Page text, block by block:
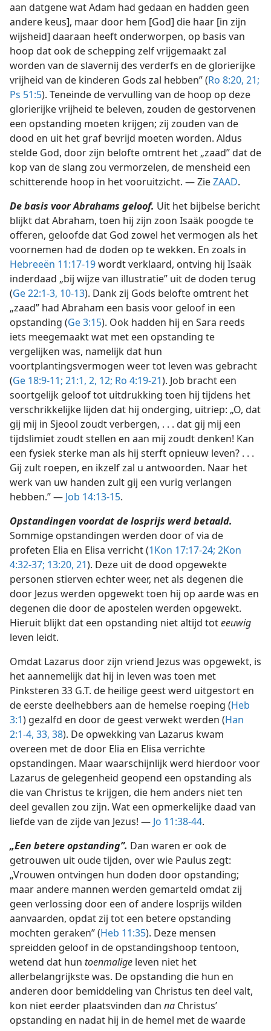
aan datgene wat Adam had gedaan en hadden geen
andere keus], maar door hem [God] die haar [in zijn
wijsheid] daaraan heeft onderworpen, op basis van
hoop dat ook de schepping zelf vrijgemaakt zal
worden van de slavernij des verderfs en de glorierijke
vrijheid van de kinderen Gods zal hebben” (Ro 8:20, 21;
Ps 51:5). Teneinde de vervulling van de hoop op deze
glorierijke vrijheid te beleven, zouden de gestorvenen
een opstanding moeten krijgen; zij zouden van de
dood en uit het graf bevrijd moeten worden. Aldus
stelde God, door zijn belofte omtrent het „zaad” dat de
kop van de slang zou vermorzelen, de mensheid een
schitterende hoop in het vooruitzicht. — ZieZAAD.
De basis voor Abrahams geloof. Uit het bijbelse bericht
blijkt dat Abraham, toen hij zijn zoon Isaäk poogde te
offeren, geloofde dat God zowel het vermogen als het
voornemen had de doden op te wekken. En zoals in
Hebreeën 11:17-19wordt verklaard, ontving hij Isaäk
inderdaad „bij wijze van illustratie” uit de doden terug
(Ge 22:1-3, 10-13). Dank zij Gods belofte omtrent het
„zaad” had Abraham een basis voor geloof in een
opstanding (Ge 3:15). Ook hadden hij en Sara reeds
iets meegemaakt wat met een opstanding te
vergelijken was, namelijk dat hun
voortplantingsvermogen weer tot leven was gebracht
(Ge 18:9-11; 21:1, 2, 12; Ro 4:19-21). Job bracht een
soortgelijk geloof tot uitdrukking toen hij tijdens het
verschrikkelijke lijden dat hij onderging, uitriep: „O, dat
gij mij in Sjeool zoudt verbergen, . . . dat gij mij een
tijdslimiet zoudt stellen en aan mij zoudt denken! Kan
een fysiek sterke man als hij sterft opnieuw leven? . . .
Gij zult roepen, en ikzelf zal u antwoorden. Naar het
werk van uw handen zult gij een vurig verlangen
hebben.” — Job 14:13-15.
Opstandingen voordat de losprijs werd betaald.
Sommige opstandingen werden door of via de
profeten Elia en Elisa verricht (1Kon 17:17-24; 2Kon
4:32-37; 13:20, 21). Deze uit de dood opgewekte
personen stierven echter weer, net als degenen die
door Jezus werden opgewekt toen hij op aarde was en
degenen die door de apostelen werden opgewekt.
Hieruit blijkt dat een opstanding niet altijd toteeuwig
leven leidt.
Omdat Lazarus door zijn vriend Jezus was opgewekt, is
het aannemelijk dat hij in leven was toen met
Pinksteren 33 G.T. de heilige geest werd uitgestort en
de eerste deelhebbers aan de hemelse roeping (Heb
3:1) gezalfd en door de geest verwekt werden (Han
2:1-4, 33, 38). De opwekking van Lazarus kwam
overeen met de door Elia en Elisa verrichte
opstandingen. Maar waarschijnlijk werd hierdoor voor
Lazarus de gelegenheid geopend een opstanding als
die van Christus te krijgen, die hem anders niet ten
deel gevallen zou zijn. Wat een opmerkelijke daad van
liefde van de zijde van Jezus! — Jo 11:38-44.
„Een betere opstanding”. Dan waren er ook de
getrouwen uit oude tijden, over wie Paulus zegt:
„Vrouwen ontvingen hun doden door opstanding;
maar andere mannen werden gemarteld omdat zij
geen verlossing door een of andere losprijs wilden
aanvaarden, opdat zij tot een betere opstanding
mochten geraken” (Heb 11:35). Deze mensen
spreidden geloof in de opstandingshoop tentoon,
wetend dat hun toenmalige leven niet het
allerbelangrijkste was. De opstanding die hun en
anderen door bemiddeling van Christus ten deel valt,
kon niet eerder plaatsvinden dan na Christus’
opstanding en nadat hij in de hemel met de waarde